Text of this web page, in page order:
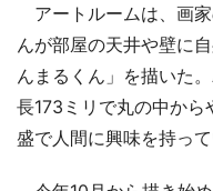
アートルームは、画
んが部屋の天井や壁に
んまるくん」を描いた
長173ミリで丸の中か
盛で人間に興味を持っ